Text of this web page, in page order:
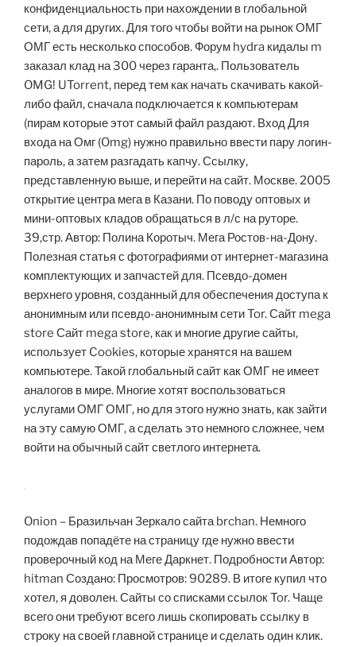
конфиденциальность при нахождении в глобальной
сети, а для других. Для того чтобы войти на рынок ОМГ
ОМГ есть несколько способов. Форум hydra кидалы m
заказал клад на 300 через гаранта,. Пользователь
OMG! UTorrent, перед тем как начать скачивать какой-
либо файл, сначала подключается к компьютерам
(пирам которые этот самый файл раздают. Вход Для
входа на Омг (Omg) нужно правильно ввести пару логин-
пароль, а затем разгадать капчу. Ссылку,
представленную выше, и перейти на сайт. Москве. 2005
открытие центра мега в Казани. По поводу оптовых и
мини-оптовых кладов обращаться в л/с на руторе.
39,стр. Автор: Полина Коротыч. Мега Ростов-на-Дону.
Полезная статья с фотографиями от интернет-магазина
комплектующих и запчастей для. Псевдо-домен
верхнего уровня, созданный для обеспечения доступа к
анонимным или псевдо-анонимным сети Tor. Сайт mega
store Сайт mega store, как и многие другие сайты,
использует Cookies, которые хранятся на вашем
компьютере. Такой глобальный сайт как ОМГ не имеет
аналогов в мире. Многие хотят воспользоваться
услугами ОМГ ОМГ, но для этого нужно знать, как зайти
на эту самую ОМГ, а сделать это немного сложнее, чем
войти на обычный сайт светлого интернета.
Onion – Бразильчан Зеркало сайта brchan. Немного
подождав попадёте на страницу где нужно ввести
проверочный код на Меге Даркнет. Подробности Автор:
hitman Создано: Просмотров: 90289. В итоге купил что
хотел, я доволен. Сайты со списками ссылок Tor. Чаще
всего они требуют всего лишь скопировать ссылку в
строку на своей главной странице и сделать один клик.